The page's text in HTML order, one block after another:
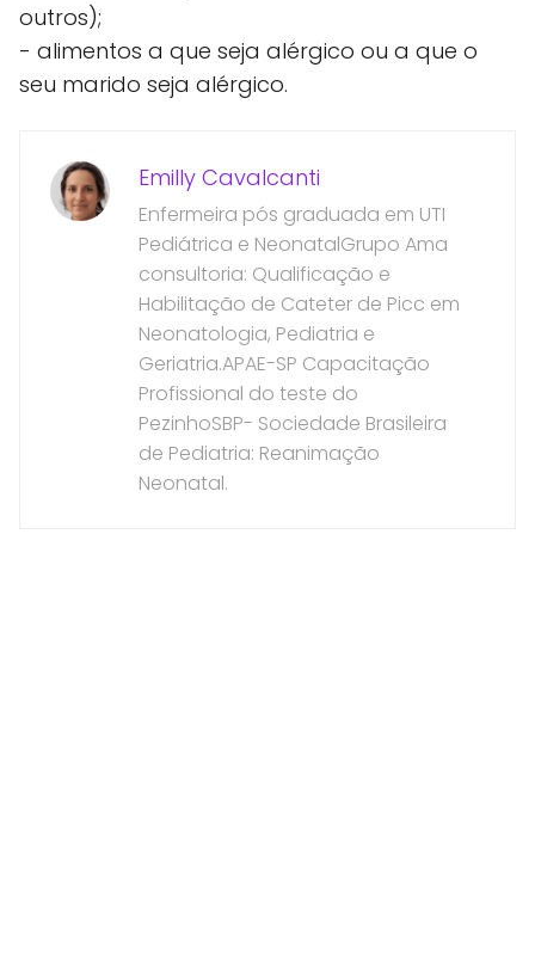
outros);
- alimentos a que seja alérgico ou a que o
seu marido seja alérgico.
Emilly Cavalcanti
Enfermeira pós graduada em UTI
Pediátrica e NeonatalGrupo Ama
consultoria: Qualificação e
Habilitação de Cateter de Picc em
Neonatologia, Pediatria e
Geriatria.APAE-SP Capacitação
Profissional do teste do
PezinhoSBP- Sociedade Brasileira
de Pediatria: Reanimação
Neonatal.